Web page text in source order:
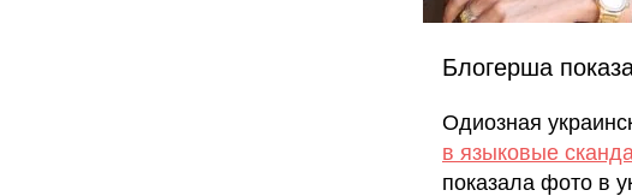
Блогерша
Одиозная
в языковые
показала фото в